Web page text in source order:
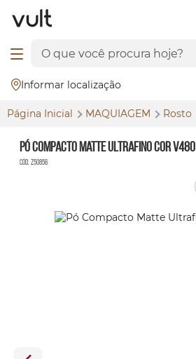
Informar localização
Página Inicial MAQUIAGEM Rosto
Pó Compacto Matte Ultrafino Cor V480
Cód. Z50856